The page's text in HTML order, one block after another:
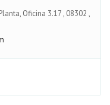
Oficina 3.17, 08302 ,